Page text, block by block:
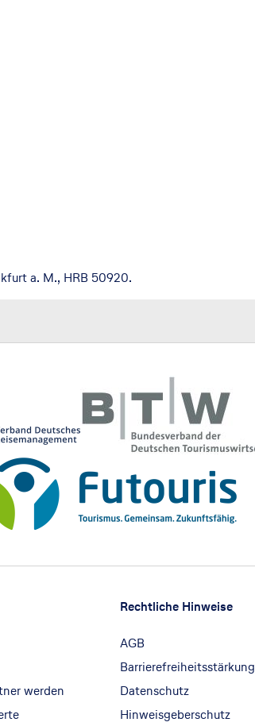
a. M., HRB 50920.
werden
Rechtliche Hinweise
AGB
Datenschutz
Hinweisgeberschutz